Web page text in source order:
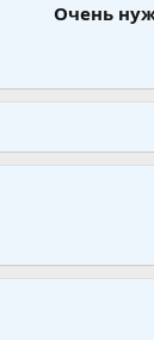
Очень